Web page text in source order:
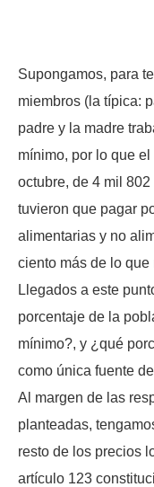
Supongamos, para
miembros (la típica:
padre y la madre
mínimo, por lo que
octubre, de 4 mil
tuvieron que pagar
alimentarias y no
ciento más de lo que
Llegados a este
porcentaje de la
mínimo?, y ¿qué
como única fuente
Al margen de las
planteadas,
resto de los precios
artículo 123